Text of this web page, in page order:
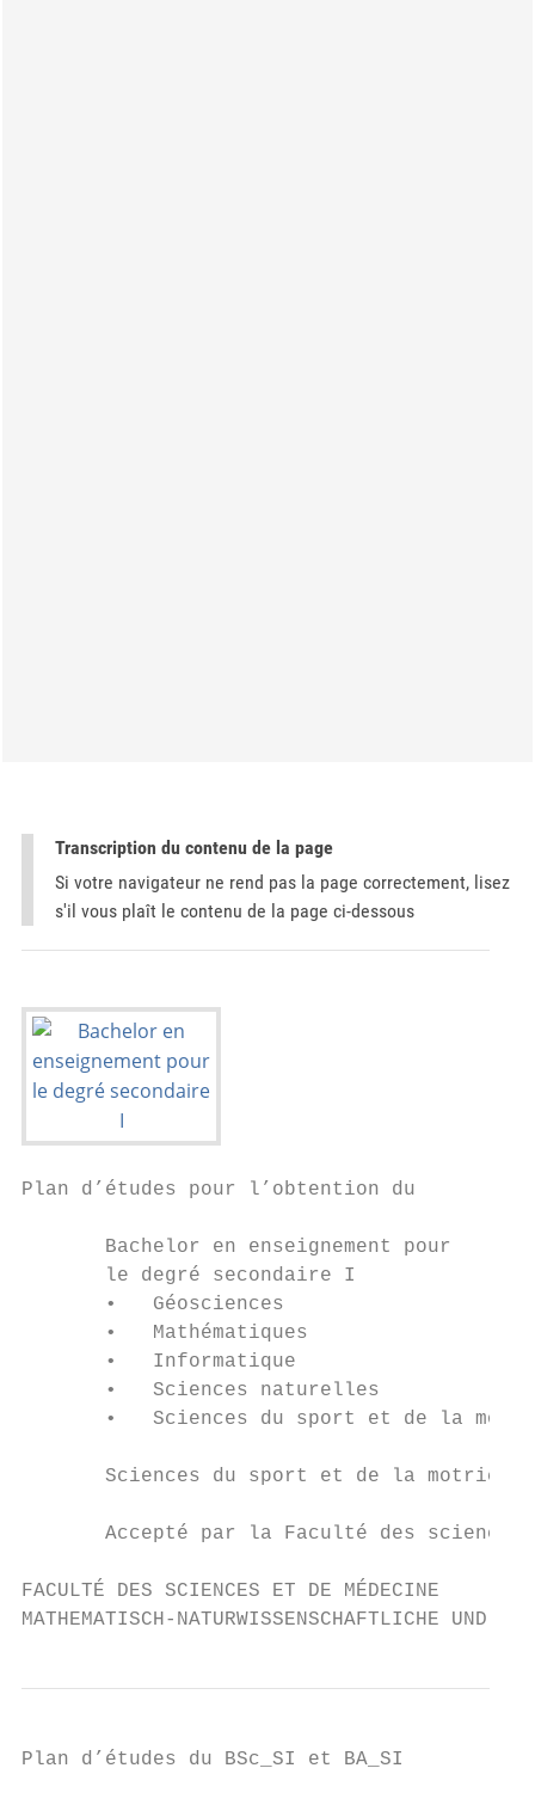
Transcription du contenu de la page
Si votre navigateur ne rend pas la page correctement, lisez
s'il vous plaît le contenu de la page ci-dessous
Plan d’études pour l’obtention du
       Bachelor en enseignement pour
       le degré secondaire I
       •   Géosciences
       •   Mathématiques
       •   Informatique
       •   Sciences naturelles
•   Sciences du sport et de la
       Sciences du sport et de la motricité
Accepté par la Faculté des sciences
FACULTÉ DES SCIENCES ET DE MÉDECINE
MATHEMATISCH-NATURWISSENSCHAFTLICHE UND
Plan d’études du BSc_SI et BA_SI